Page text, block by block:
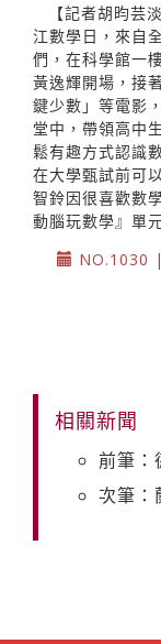
【記者胡昀芸
江數學日，來自
們，在科學館一
黃逸輝開場，接
鍵少數」等電影
堂中，帶領高中
鬆有趣方式認識
在大學甄試前可
智鈴因很喜歡數
動腦玩數學』單元
NO.1030 |
相關新聞
前筆：
次筆：